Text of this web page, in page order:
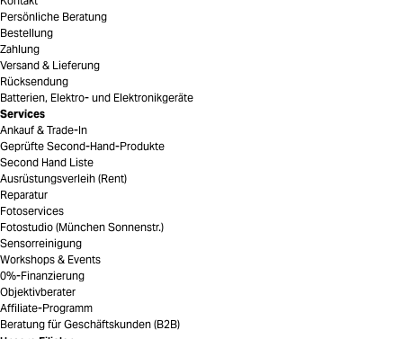
Persönliche Beratung
Bestellung
Zahlung
Versand & Lieferung
Rücksendung
Batterien, Elektro- und Elektronikgeräte
Services
Ankauf & Trade-In
Geprüfte Second-Hand-Produkte
Second Hand Liste
Ausrüstungsverleih (Rent)
Reparatur
Fotoservices
Fotostudio (München Sonnenstr.)
Sensorreinigung
Workshops & Events
0%-Finanzierung
Objektivberater
Affiliate-Programm
Beratung für Geschäftskunden (B2B)